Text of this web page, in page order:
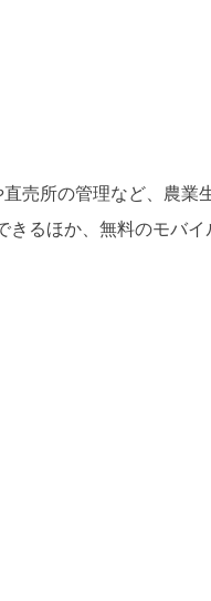
売所の管理など、農業
るほか、無料のモバイ